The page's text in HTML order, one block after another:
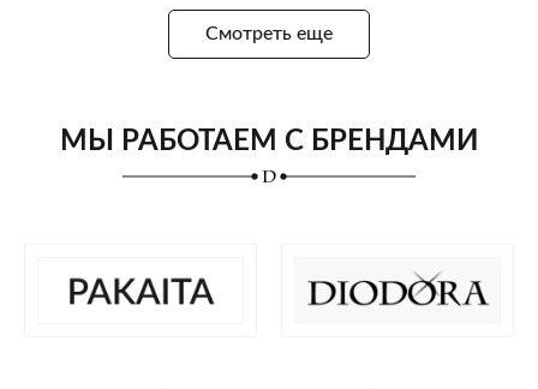
Смотреть еще
МЫ РАБОТАЕМ С БРЕНДАМИ